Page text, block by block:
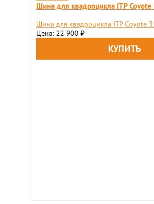
Шина для квадроцикла ITP
Шина для квадроцикла ITP Coyote
Цена: 22 900 ₽